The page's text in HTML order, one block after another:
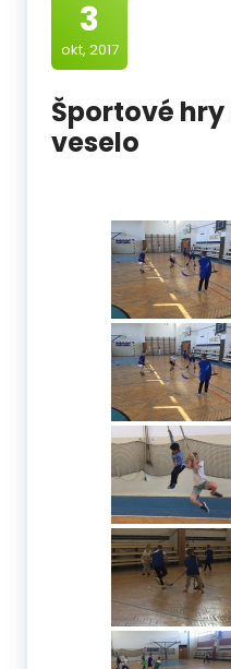
3
okt, 2017
Športové hry
veselo